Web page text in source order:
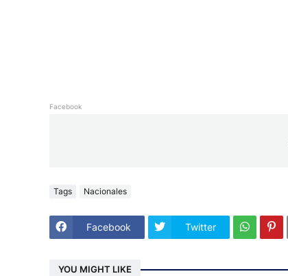
Facebook
Tags Nacionales
Facebook Twitter
YOU MIGHT LIKE